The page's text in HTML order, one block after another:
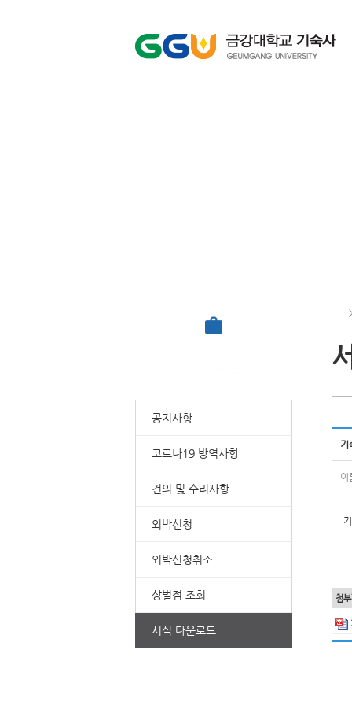
공지사항
코로나19 방역사항
건의 및 수리사항
외박신청
외박신청취소
상벌점 조회
서식 다운로드
>
기
이
첨